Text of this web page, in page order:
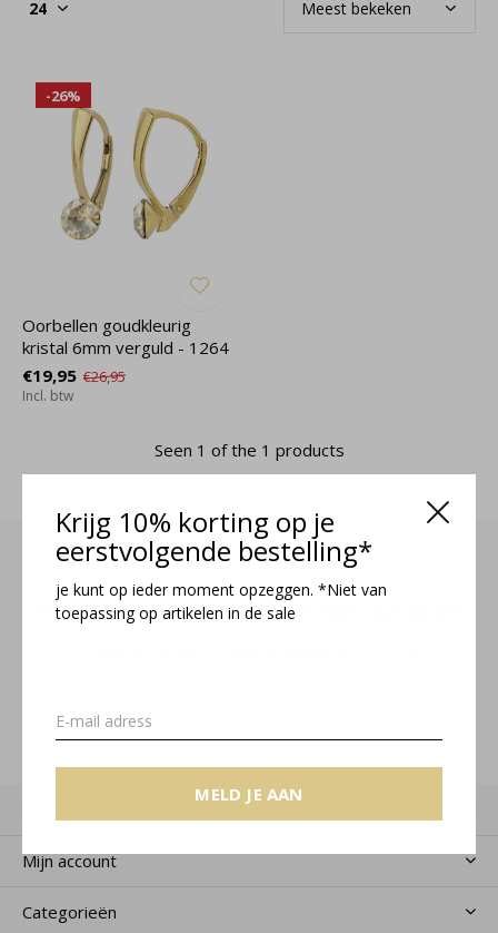
Krijg 10% korting op je
eerstvolgende bestelling*
je kunt op ieder moment opzeggen. *Niet van
toepassing op artikelen in de sale
MELD JE AAN
-26%
Oorbellen goudkleurig
kristal 6mm verguld - 1264
€19,95 €26,95
Incl. btw
Seen 1 of the 1 products
Meld je aan voor onze nieuwsbrief
Mijn account
Categorieën